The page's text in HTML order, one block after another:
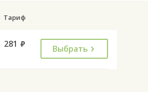
Тариф
281 руб. Выбрать